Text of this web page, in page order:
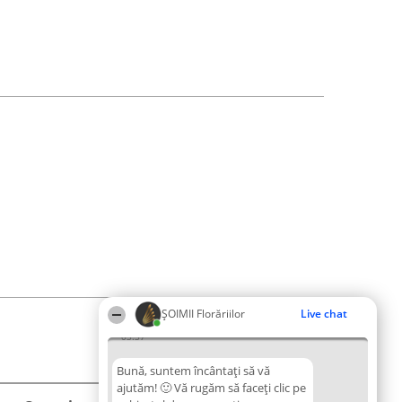
ȘOIMII Florăriilor Live chat
03:37
Bună, suntem încântați să vă
ajutăm! 🙂 Vă rugăm să faceți clic pe